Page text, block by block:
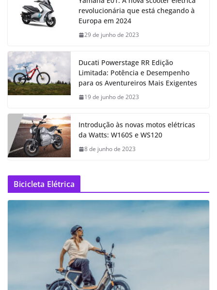
revolucionária que está chegando à
Europa em 2024
29 de junho de 2023
Ducati Powerstage RR Edição
Limitada: Potência e Desempenho
para os Aventureiros Mais Exigentes
19 de junho de 2023
Introdução às novas motos elétricas
da Watts: W160S e WS120
8 de junho de 2023
Bicicleta Elétrica